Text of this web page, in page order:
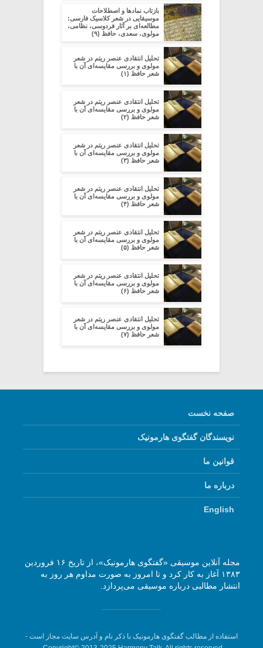
بازتاب نمادها و اصطلاحات
موسیقایی در شعر کلاسیک فارسی:
مطالعه‌ای بر آثار فردوسی، نظامی،
مولوی، سعدی، حافظ (۹)
تحلیل انتقادی عنصر ریتم در شعر
مولوی و بررسی مقایسه‌ای آن با
شعر حافظ (۱)
تحلیل انتقادی عنصر ریتم در شعر
مولوی و بررسی مقایسه‌ای آن با
شعر حافظ (۲)
تحلیل انتقادی عنصر ریتم در شعر
مولوی و بررسی مقایسه‌ای آن با
شعر حافظ (۳)
تحلیل انتقادی عنصر ریتم در شعر
مولوی و بررسی مقایسه‌ای آن با
شعر حافظ (۴)
تحلیل انتقادی عنصر ریتم در شعر
مولوی و بررسی مقایسه‌ای آن با
شعر حافظ (۵)
تحلیل انتقادی عنصر ریتم در شعر
مولوی و بررسی مقایسه‌ای آن با
شعر حافظ (۶)
تحلیل انتقادی عنصر ریتم در شعر
مولوی و بررسی مقایسه‌ای آن با
شعر حافظ (۷)
صفحه نخست
نویسندگان گفتگوی هارمونیک
قوانین ما
درباره ما
English
مجله آنلاین موسیقی «گفتگوی هارمونیک»، از تاریخ ۱۶ فروردین
۱۳۸۳ آغاز به کار کرد و تا امروز به صورت مداوم هر روز به
انتشار مطالبی درباره موسیقی می‌پردازد.
استفاده از مطالب گفتگوی هارمونیک با ذکر نام و آدرس سایت مجاز است -